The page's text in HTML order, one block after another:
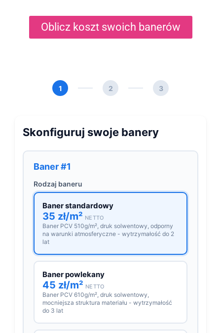
Oblicz koszt swoich banerów
1 2 3
Skonfiguruj swoje banery
Baner #1
Rodzaj baneru
Baner standardowy
35 zł/m² NETTO
Baner PCV 510g/m², druk solwentowy, odporny
na warunki atmosferyczne - wytrzymałość do 2
lat
Baner powlekany
45 zł/m² NETTO
Baner PCV 610g/m², druk solwentowy,
mocniejsza struktura materiału - wytrzymałość
do 3 lat